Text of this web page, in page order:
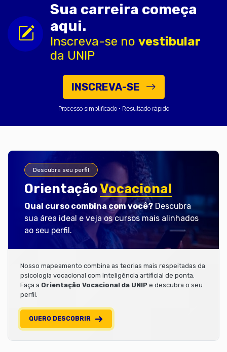
Sua carreira começa
aqui.
Inscreva-se no vestibular
da UNIP
INSCREVA-SE
Processo simplificado • Resultado rápido
Descubra seu perfil
OrientaçãoVocacional
Qual curso combina com você? Descubra
sua área ideal e veja os cursos mais alinhados
ao seu perfil.
Nosso mapeamento combina as teorias mais respeitadas da
psicologia vocacional com inteligência artificial de ponta.
Faça a Orientação Vocacional da UNIP e descubra o seu
perfil.
QUERO DESCOBRIR